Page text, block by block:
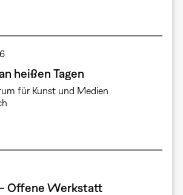
heißen Tagen
für Kunst und Medien
Offene Werkstatt